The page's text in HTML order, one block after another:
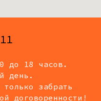
до 18 часов.
день.
забрать
договоренности!